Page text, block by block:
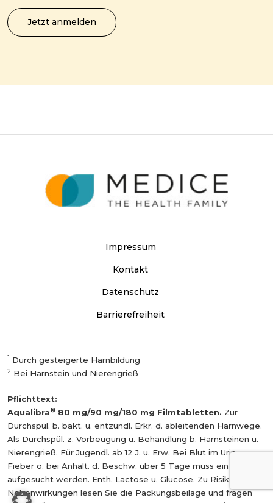
Impressum
Kontakt
Datenschutz
Barrierefreiheit
1 Durch gesteigerte Harnbildung
2 Bei Harnstein und Nierengrieß
Pflichttext:
Aqualibra® 80 mg/90 mg/180 mg Filmtabletten. Zur
Durchspül. b. bakt. u. entzündl. Erkr. d. ableitenden Harnwege.
Als Durchspül. z. Vorbeugung u. Behandlung b. Harnsteinen u.
Nierengrieß. Für Jugendl. ab 12 J. u. Erw. Bei Blut im Urin,
Fieber o. bei Anhalt. d. Beschw. über 5 Tage muss ein Arzt
aufgesucht werden. Enth. Lactose u. Glucose. Zu Risiken und
Nebenwirkungen lesen Sie die Packungsbeilage und fragen